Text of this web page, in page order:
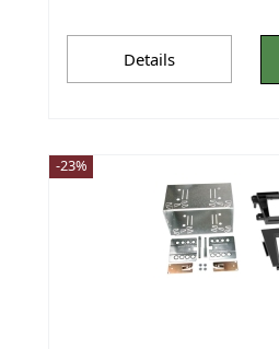
Details
-23%